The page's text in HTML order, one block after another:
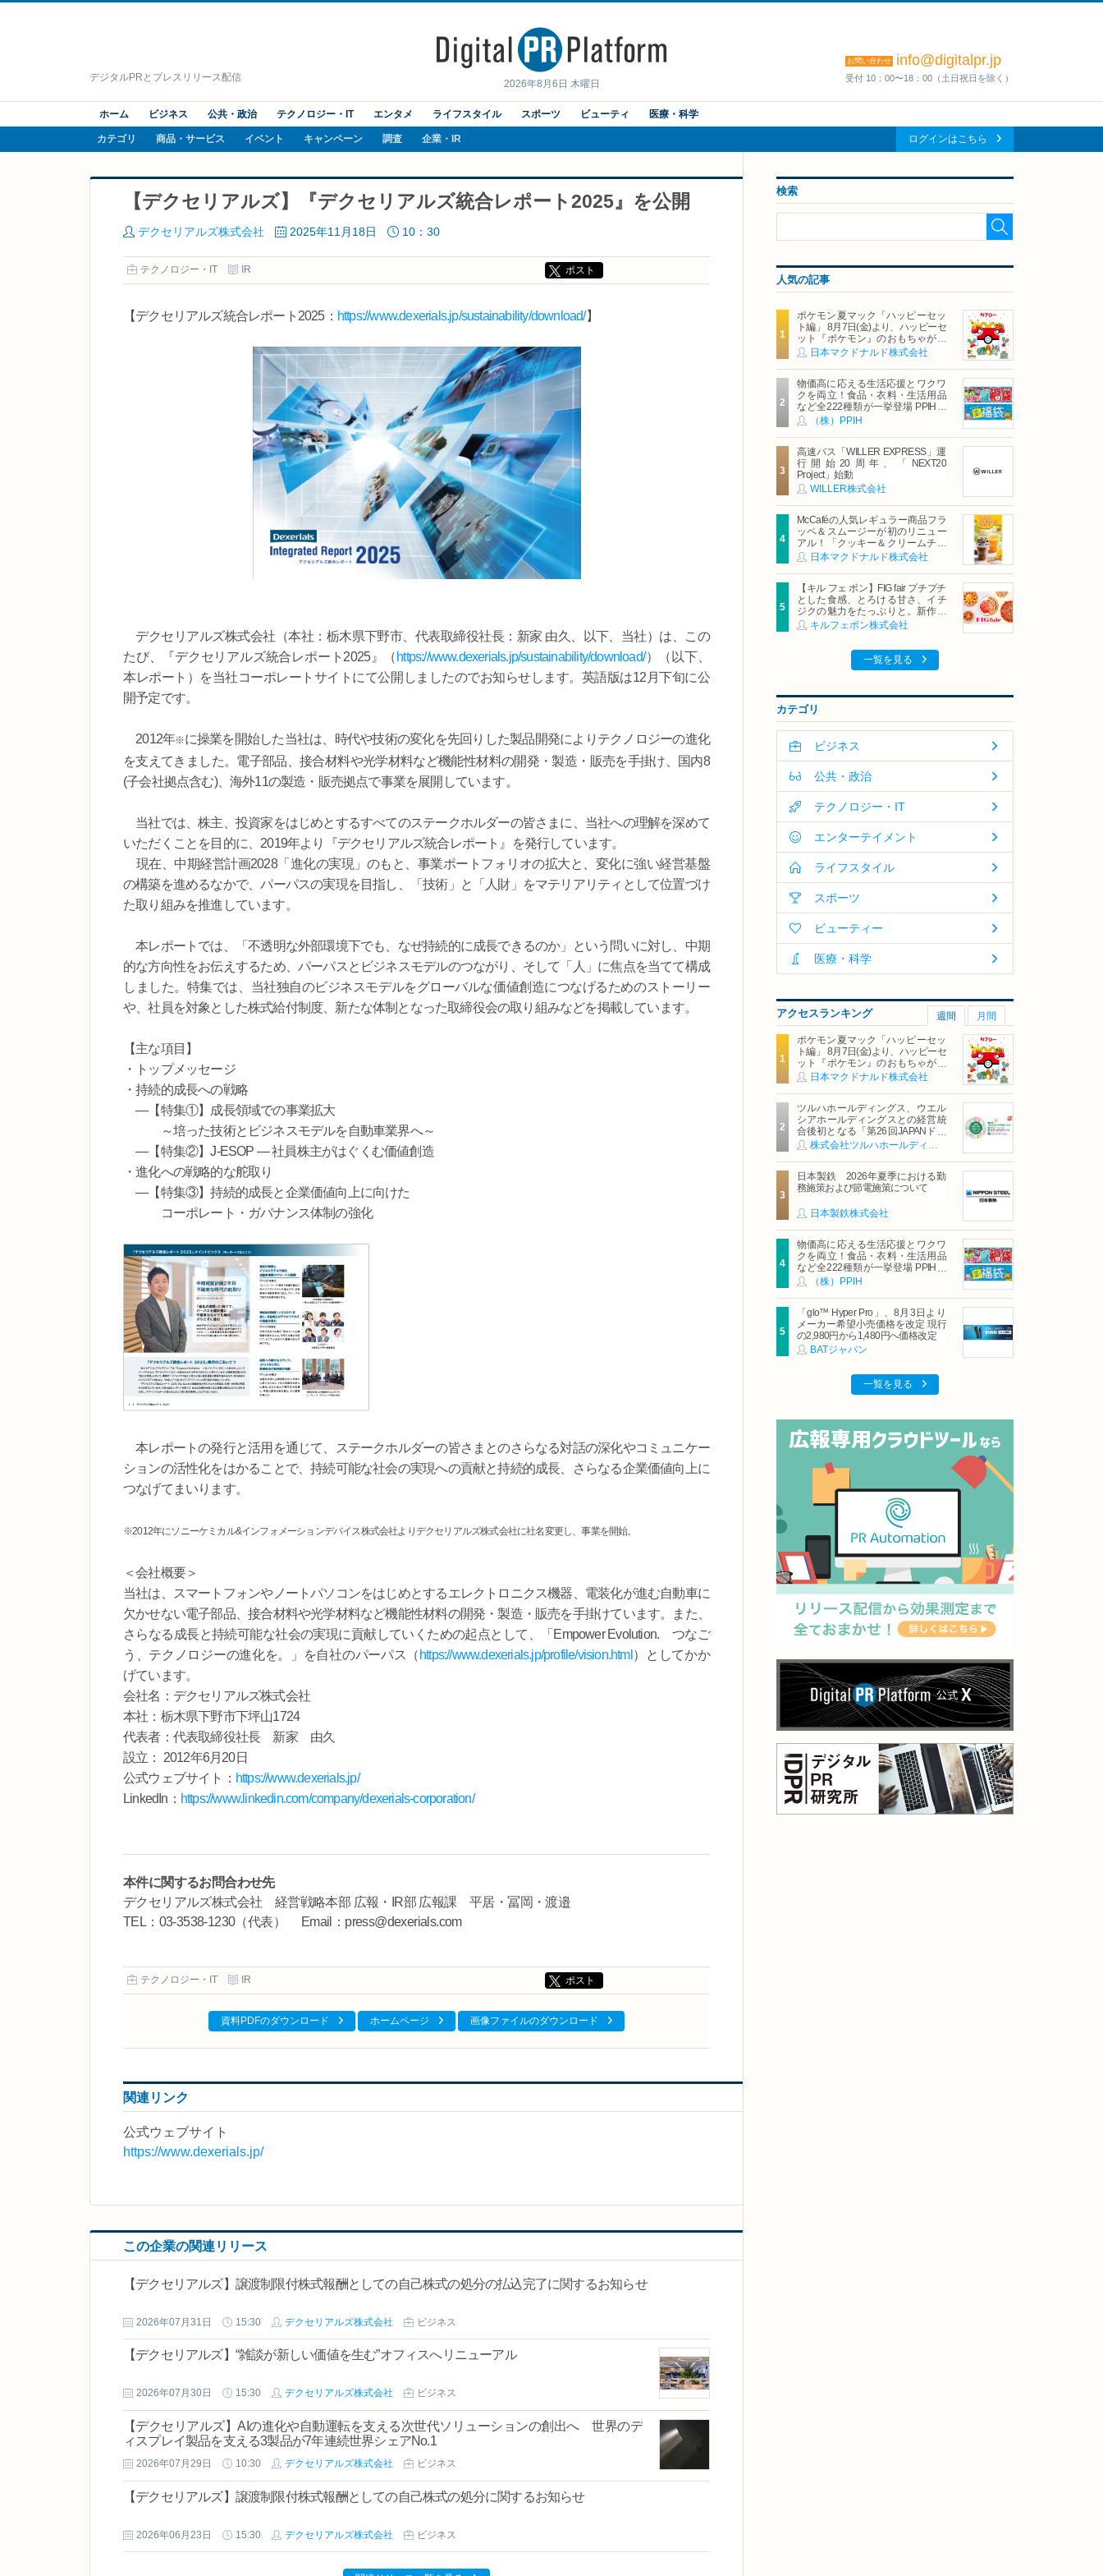
2026年8月6日 木曜日
デジタルPRとプレスリリース配信
お問い合わせ info@digitalpr.jp
受付 10：00〜18：00（土日祝日を除く）
ホーム ビジネス 公共・政治 テクノロジー・IT エンタメ ライフスタイル スポーツ ビューティ 医療・科学
カテゴリ 商品・サービス イベント キャンペーン 調査 企業・IR ログインはこちら
【デクセリアルズ】『デクセリアルズ統合レポート2025』を公開
デクセリアルズ株式会社 2025年11月18日 10：30
テクノロジー・IT IR ポスト
【デクセリアルズ統合レポート2025： https://www.dexerials.jp/sustainability/download/】
デクセリアルズ株式会社（本社：栃木県下野市、代表取締役社長：新家 由久、以下、当社）は、この
たび、『デクセリアルズ統合レポート2025』（ https://www.dexerials.jp/sustainability/download/）（以下、
本レポート）を当社コーポレートサイトにて公開しましたのでお知らせします。英語版は12月下旬に公
開予定です。
2012年※に操業を開始した当社は、時代や技術の変化を先回りした製品開発によりテクノロジーの進化
を支えてきました。電子部品、接合材料や光学材料など機能性材料の開発・製造・販売を手掛け、国内8
(子会社拠点含む)、海外11の製造・販売拠点で事業を展開しています。
当社では、株主、投資家をはじめとするすべてのステークホルダーの皆さまに、当社への理解を深めて
いただくことを目的に、2019年より『デクセリアルズ統合レポート』を発行しています。
現在、中期経営計画2028「進化の実現」のもと、事業ポートフォリオの拡大と、変化に強い経営基盤
の構築を進めるなかで、パーパスの実現を目指し、「技術」と「人財」をマテリアリティとして位置づけ
た取り組みを推進しています。
本レポートでは、「不透明な外部環境下でも、なぜ持続的に成長できるのか」という問いに対し、中期
的な方向性をお伝えするため、パーパスとビジネスモデルのつながり、そして「人」に焦点を当てて構成
しました。特集では、当社独自のビジネスモデルをグローバルな価値創造につなげるためのストーリー
や、社員を対象とした株式給付制度、新たな体制となった取締役会の取り組みなどを掲載しています。
【主な項目】
・トップメッセージ
・持続的成長への戦略
―【特集①】成長領域での事業拡大
～培った技術とビジネスモデルを自動車業界へ～
―【特集②】J-ESOP ― 社員株主がはぐくむ価値創造
・進化への戦略的な舵取り
―【特集③】持続的成長と企業価値向上に向けた
コーポレート・ガバナンス体制の強化
本レポートの発行と活用を通じて、ステークホルダーの皆さまとのさらなる対話の深化やコミュニケー
ションの活性化をはかることで、持続可能な社会の実現への貢献と持続的成長、さらなる企業価値向上に
つなげてまいります。
※2012年にソニーケミカル&インフォメーションデバイス株式会社よりデクセリアルズ株式会社に社名変更し、事業を開始。
＜会社概要＞
当社は、スマートフォンやノートパソコンをはじめとするエレクトロニクス機器、電装化が進む自動車に
欠かせない電子部品、接合材料や光学材料など機能性材料の開発・製造・販売を手掛けています。また、
さらなる成長と持続可能な社会の実現に貢献していくための起点として、「Empower Evolution. つなご
う、テクノロジーの進化を。」を自社のパーパス（ https://www.dexerials.jp/profile/vision.html ）としてかか
げています。
会社名：デクセリアルズ株式会社
本社：栃木県下野市下坪山1724
代表者：代表取締役社長 新家 由久
設立： 2012年6月20日
公式ウェブサイト： https://www.dexerials.jp/
LinkedIn： https://www.linkedin.com/company/dexerials-corporation/
本件に関するお問合わせ先
デクセリアルズ株式会社 経営戦略本部 広報・IR部 広報課 平居・冨岡・渡邉
TEL：03-3538-1230（代表） Email：press@dexerials.com
テクノロジー・IT IR ポスト
資料PDFのダウンロード ホームページ 画像ファイルのダウンロード
関連リンク
公式ウェブサイト
https://www.dexerials.jp/
この企業の関連リリース
【デクセリアルズ】譲渡制限付株式報酬としての自己株式の処分の払込完了に関するお知らせ
2026年07月31日 15:30 デクセリアルズ株式会社 ビジネス
【デクセリアルズ】“雑談が新しい価値を生む”オフィスへリニューアル
2026年07月30日 15:30 デクセリアルズ株式会社 ビジネス
【デクセリアルズ】AIの進化や自動運転を支える次世代ソリューションの創出へ 世界のデ
ィスプレイ製品を支える3製品が7年連続世界シェアNo.1
2026年07月29日 10:30 デクセリアルズ株式会社 ビジネス
【デクセリアルズ】譲渡制限付株式報酬としての自己株式の処分に関するお知らせ
2026年06月23日 15:30 デクセリアルズ株式会社 ビジネス
検索
人気の記事
ポケモン夏マック「ハッピーセッ
ト編」 8月7日(金)より、ハッピーセ
ット『ポケモン』のおもちゃが期
間限定登場
日本マクドナルド株式会社
物価高に応える生活応援とワクワ
クを両立！食品・衣料・生活用品
など全222種類が一挙登場 PPIHグ
ループ「夏福袋」＆セール 8月6日
(木)より順次スタート
（株）PPIH
高速バス「WILLER EXPRESS」運
行開始20周年、「NEXT20
Project」始動
WILLER株式会社
McCaféの人気レギュラー商品フラ
ッペ＆スムージーが初のリニュー
アル！「クッキー＆クリームチョ
コフラッペ」「マンゴースムージ
ー」8月5日（水）から販売開始
日本マクドナルド株式会社
【キル フェ ボン】FIG fair プチプチ
とした食感、とろける甘さ、イチ
ジクの魅力をたっぷりと。新作を
含め、イチジク尽くしの全4種が登
場8月20日（木）スタート
キルフェボン株式会社
一覧を見る
カテゴリ
ビジネス
公共・政治
テクノロジー・IT
エンターテイメント
ライフスタイル
スポーツ
ビューティー
医療・科学
アクセスランキング 週間 月間
ポケモン夏マック「ハッピーセッ
ト編」 8月7日(金)より、ハッピーセ
ット『ポケモン』のおもちゃが期
間限定登場
日本マクドナルド株式会社
ツルハホールディングス、ウエル
シアホールディングスとの経営統
合後初となる「第26回JAPANドラ
ッグストアショー」に出展
株式会社ツルハホールディングス
日本製鉄 2026年夏季における勤
務施策および節電施策について
日本製鉄株式会社
物価高に応える生活応援とワクワ
クを両立！食品・衣料・生活用品
など全222種類が一挙登場 PPIHグ
ループ「夏福袋」＆セール 8月6日
（株）PPIH
「glo™ Hyper Pro」、8月3日より
メーカー希望小売価格を改定 現行
の2,980円から1,480円へ価格改定
BATジャパン
一覧を見る